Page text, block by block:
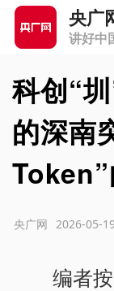
央广
讲好中
科创“
的深南
2026-05-
央广网
编者按